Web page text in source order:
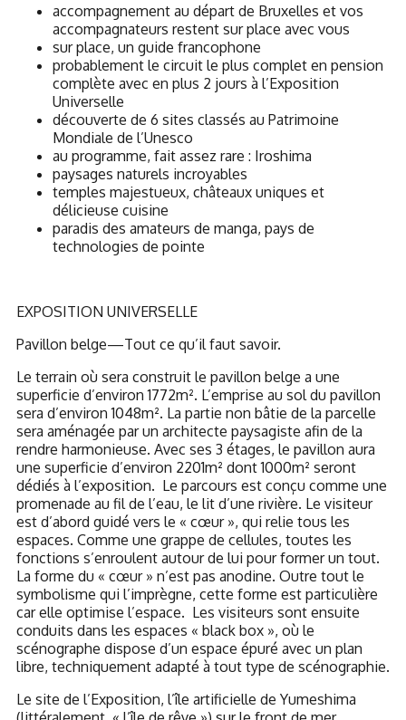
accompagnement au départ de Bruxelles et vos
accompagnateurs restent sur place avec vous
sur place, un guide francophone
probablement le circuit le plus complet en pension
complète avec en plus 2 jours à l’Exposition
Universelle
découverte de 6 sites classés au Patrimoine
Mondiale de l’Unesco
au programme, fait assez rare : Iroshima
paysages naturels incroyables
temples majestueux, châteaux uniques et
délicieuse cuisine
paradis des amateurs de manga, pays de
technologies de pointe
EXPOSITION UNIVERSELLE
Pavillon belge—Tout ce qu’il faut savoir.
Le terrain où sera construit le pavillon belge a une
superficie d’environ 1772m². L’emprise au sol du pavillon
sera d’environ 1048m². La partie non bâtie de la parcelle
sera aménagée par un architecte paysagiste afin de la
rendre harmonieuse. Avec ses 3 étages, le pavillon aura
une superficie d’environ 2201m² dont 1000m² seront
dédiés à l’exposition. Le parcours est conçu comme une
promenade au fil de l’eau, le lit d’une rivière. Le visiteur
est d’abord guidé vers le « cœur », qui relie tous les
espaces. Comme une grappe de cellules, toutes les
fonctions s’enroulent autour de lui pour former un tout.
La forme du « cœur » n’est pas anodine. Outre tout le
symbolisme qui l’imprègne, cette forme est particulière
car elle optimise l’espace. Les visiteurs sont ensuite
conduits dans les espaces « black box », où le
scénographe dispose d’un espace épuré avec un plan
libre, techniquement adapté à tout type de scénographie.
Le site de l’Exposition, l’île artificielle de Yumeshima